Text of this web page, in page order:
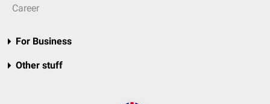
Career
For Business
Other stuff